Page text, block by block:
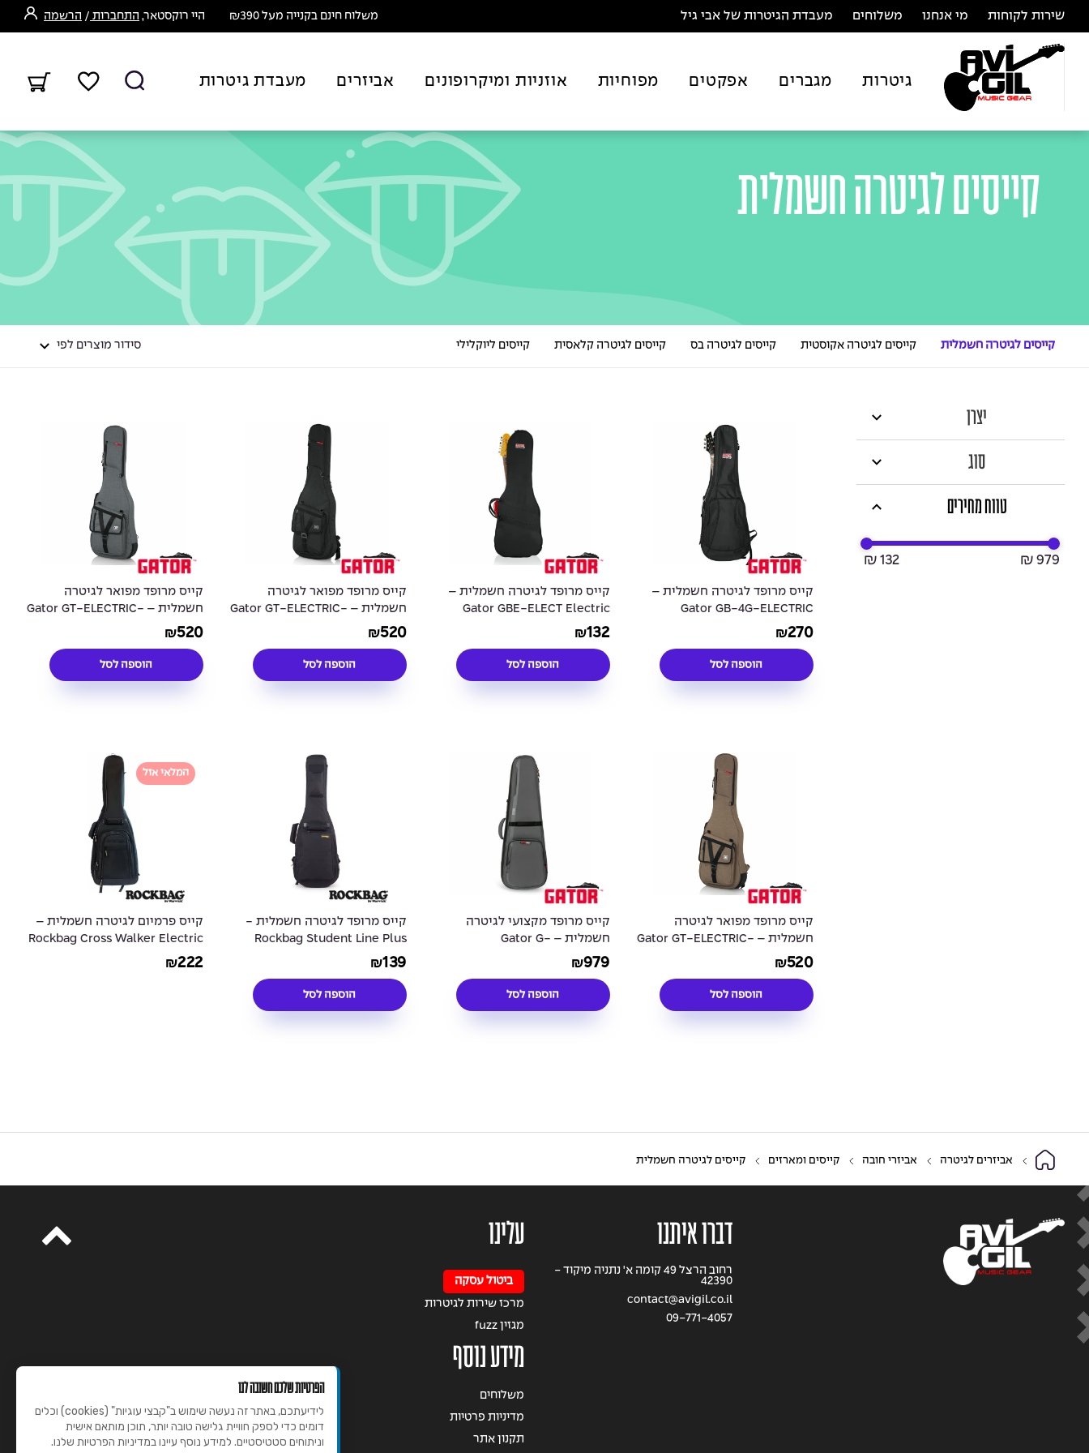
שירות לקוחות מי אנחנו משלוחים מעבדת הגיטרות של אבי גיל משלוח חינם בקנייה מעל ₪390 היי רוקסטאר, התחברות / הרשמה
גיטרות מגברים אפקטים מפוחיות אוזניות ומיקרופונים אביזרים מעבדת גיטרות
קייסים לגיטרה חשמלית
סידור מוצרים לפי קייסים לגיטרה חשמלית קייסים לגיטרה אקוסטית קייסים לגיטרה בס קייסים לגיטרה קלאסית קייסים ליוקלילי
יצרן
סוג
טווח מחירים
₪ 132 ₪ 979
קייס מרופד לגיטרה חשמלית –
Gator GB-4G-ELECTRIC
Electric Guitar Case
₪270
הוספה לסל
קייס מרופד לגיטרה חשמלית –
Gator GBE-ELECT Electric
Guitar Case
₪132
הוספה לסל
קייס מרופד מפואר לגיטרה
חשמלית – Gator GT-ELECTRIC-
BLK Electric Guitar Case
₪520
הוספה לסל
קייס מרופד מפואר לגיטרה
חשמלית – Gator GT-ELECTRIC-
GRY Electric Guitar Case
₪520
הוספה לסל
קייס מרופד מפואר לגיטרה
חשמלית – Gator GT-ELECTRIC-
TAN Electric Guitar Case
₪520
הוספה לסל
קייס מרופד מקצועי לגיטרה
חשמלית – Gator G-
ICONELECTRIC-GRY Acoustic
₪979
הוספה לסל
קייס מרופד לגיטרה חשמלית -
Rockbag Student Line Plus
Electric Guitar Case
₪139
הוספה לסל
המלאי אזל
קייס פרמיום לגיטרה חשמלית –
Rockbag Cross Walker Electric
Guitar Case
₪222
אביזרים לגיטרה אביזרי חובה קייסים ומארזים קייסים לגיטרה חשמלית
דברו איתנו
רחוב הרצל 49 קומה א' נתניה מיקוד -
42390
contact@avigil.co.il
09-771-4057
עלינו
ביטול עסקה
מרכז שירות לגיטרות
מגזין fuzz
מידע נוסף
משלוחים
מדיניות פרטיות
תקנון אתר
הפרטיות שלכם חשובה לנו
לידיעתכם, באתר זה נעשה שימוש ב"קבצי עוגיות" (cookies) וכלים
דומים כדי לספק חוויית גלישה טובה יותר, תוכן מותאם אישית
וניתוחים סטטיסטיים. למידע נוסף עיינו במדיניות הפרטיות שלנו.